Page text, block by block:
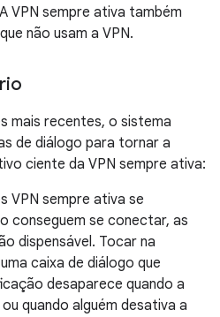
VPN sempre ativa também
não usam a VPN.
mais recentes, o sistema
de diálogo para tornar a
ciente da VPN sempre ativa:
VPN sempre ativa se
conseguem se conectar, as
dispensável. Tocar na
caixa de diálogo que
desaparece quando a
quando alguém desativa a